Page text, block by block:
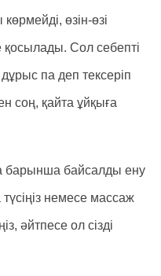
өзін-өзі
қосылады. Сол себепті
па деп тексеріп
соң, қайта ұйқыға
барынша байсалды ену
немесе массаж
әйтпесе ол сізді